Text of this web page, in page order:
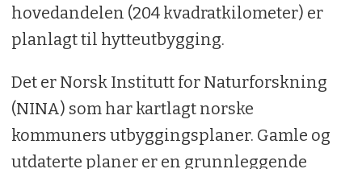
hovedandelen (204 kvadratkilometer) er
planlagt til hytteutbygging.
Det er Norsk Institutt for Naturforskning
(NINA) som har kartlagt norske
kommuners utbyggingsplaner. Gamle og
utdaterte planer er en grunnleggende